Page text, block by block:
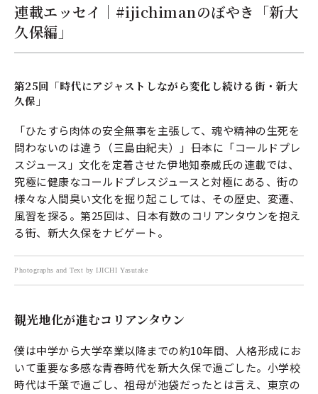
連載エッセイ｜#ijichimanのぼやき「新大
久保編」
第25回「時代にアジャストしながら変化し続ける街・新大
久保」
「ひたすら肉体の安全無事を主張して、魂や精神の生死を
問わないのは違う（三島由紀夫）」――日本に「コールドプレ
スジュース」文化を定着させた伊地知泰威氏の連載では、
究極に健康なコールドプレスジュースと対極にある、街の
様々な人間臭い文化を掘り起こしては、その歴史、変遷、
風習を探る。第25回は、日本有数のコリアンタウンを抱え
る街、新大久保をナビゲート。
Photographs and Text by IJICHI Yasutake
観光地化が進むコリアンタウン
僕は中学から大学卒業以降までの約10年間、人格形成にお
いて重要な多感な青春時代を新大久保で過ごした。小学校
時代は千葉で過ごし、祖母が池袋だったとは言え、東京の